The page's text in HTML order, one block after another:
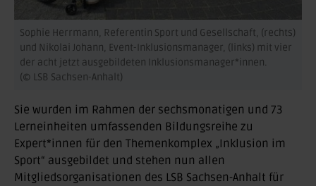
Sophie Herrmann, Referentin Sport und Gesellschaft, (rechts)
und Nikolai Johann, Event-Inklusionsmanager, (links) mit vier
der acht jetzt ausgebildeten Inklusionsmanager*innen.
(© LSB Sachsen-Anhalt)
Sie wurden im Rahmen der sechsmonatigen und 73
Lerneinheiten umfassenden Bildungsreihe zu
Expert*innen für den Themenkomplex „Inklusion im
Sport“ ausgebildet und stehen nun allen
Mitgliedsorganisationen des LSB Sachsen-Anhalt für